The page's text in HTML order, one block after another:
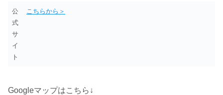
公
式
サ
イ
ト
こちらから＞
Googleマップはこちら↓